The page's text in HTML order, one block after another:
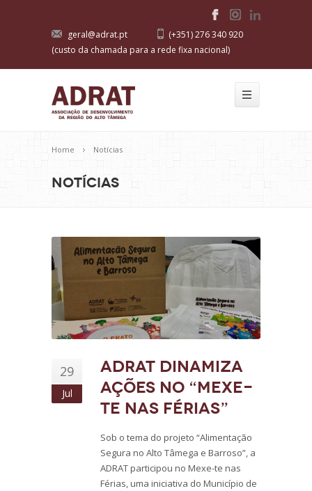
geral@adrat.pt
(+351) 276 340 920
(custo da chamada para a rede fixa nacional)
Home Notícias
Notícias
29
Jul
ADRAT dinamiza
ações no “Mexe-
te nas Férias”
Sob o tema do projeto “Alimentação
Segura no Alto Tâmega e Barroso”, a
ADRAT participou no Mexe-te nas
Férias, uma iniciativa do Município de